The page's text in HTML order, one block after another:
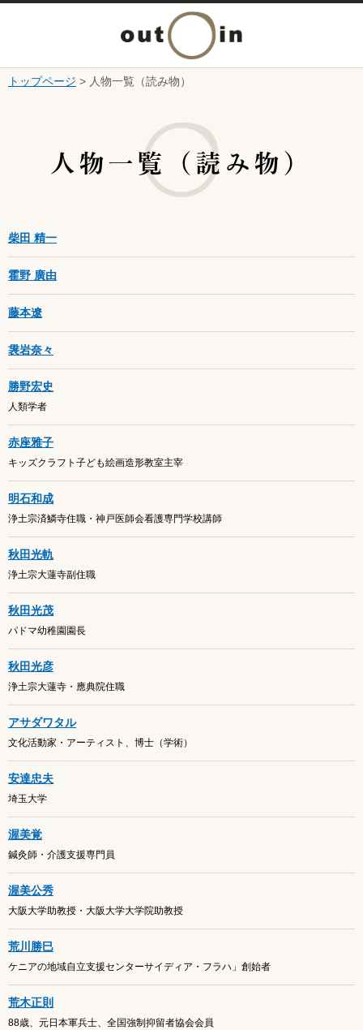
本文へ
ニ
開
く
トップページ > 人物一覧（読み物）
人物一覧（読み物）
柴田 精一
霍野 廣由
藤本遼
袰岩奈々
勝野宏史
人類学者
赤座雅子
キッズクラフト子ども絵画造形教室主宰
明石和成
浄土宗済鱗寺住職・神戸医師会看護専門学校講師
秋田光軌
浄土宗大蓮寺副住職
秋田光茂
パドマ幼稚園園長
秋田光彦
浄土宗大蓮寺・應典院住職
アサダワタル
文化活動家・アーティスト、博士（学術）
安達忠夫
埼玉大学
渥美覚
鍼灸師・介護支援専門員
渥美公秀
大阪大学助教授・大阪大学大学院助教授
荒川勝巳
ケニアの地域自立支援センターサイディア・フラハ」創始者
荒木正則
88歳、元日本軍兵士、全国強制抑留者協会会員